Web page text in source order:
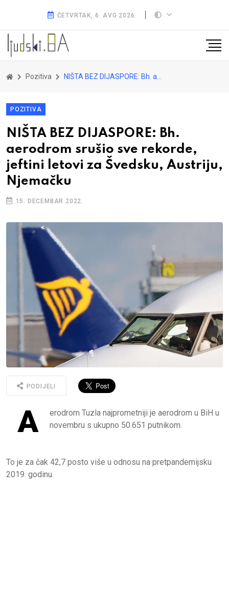
ČETVRTAK, 6. AVG 2026.
Pozitiva NIŠTA BEZ DIJASPORE: Bh. aerodrom srušio sve rekorde, jeftini letovi za Švedsku, Austriju, Njemačku
POZITIVA
NIŠTA BEZ DIJASPORE: Bh.
aerodrom srušio sve rekorde,
jeftini letovi za Švedsku, Austriju,
Njemačku
15. DECEMBAR 2022.
PODIJELI
A
erodrom Tuzla najprometniji je aerodrom u BiH u
novembru s ukupno 50.651 putnikom.
To je za čak 42,7 posto više u odnosu na pretpandemijsku
2019. godinu.